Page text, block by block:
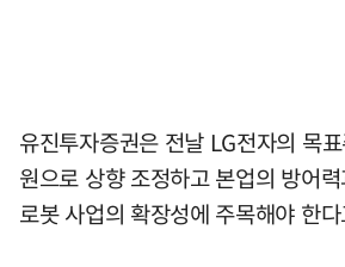
유진투자증권은 전날 LG전자의 목
원으로 상향 조정하고 본업의 방어
로봇 사업의 확장성에 주목해야 한